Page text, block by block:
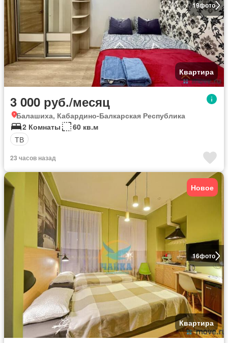
19фото
Квартира
3 000 руб./месяц
Балашиха, Кабардино-Балкарская Республика
2 Комнаты
60 кв.м
ТВ
23 часов назад
16фото
Новое
Квартира